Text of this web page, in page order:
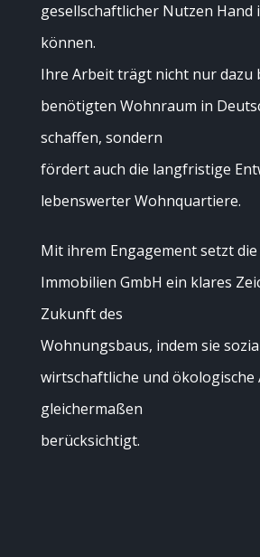
gesellschaftlicher Nutzen Hand
können.
Ihre Arbeit trägt nicht nur dazu
benötigten Wohnraum in
schaffen, sondern
fördert auch die langfristige
lebenswerter Wohnquartiere.
Mit ihrem Engagement setzt die
Immobilien GmbH ein klares
Zukunft des
Wohnungsbaus, indem sie
wirtschaftliche und ökologische
gleichermaßen
berücksichtigt.